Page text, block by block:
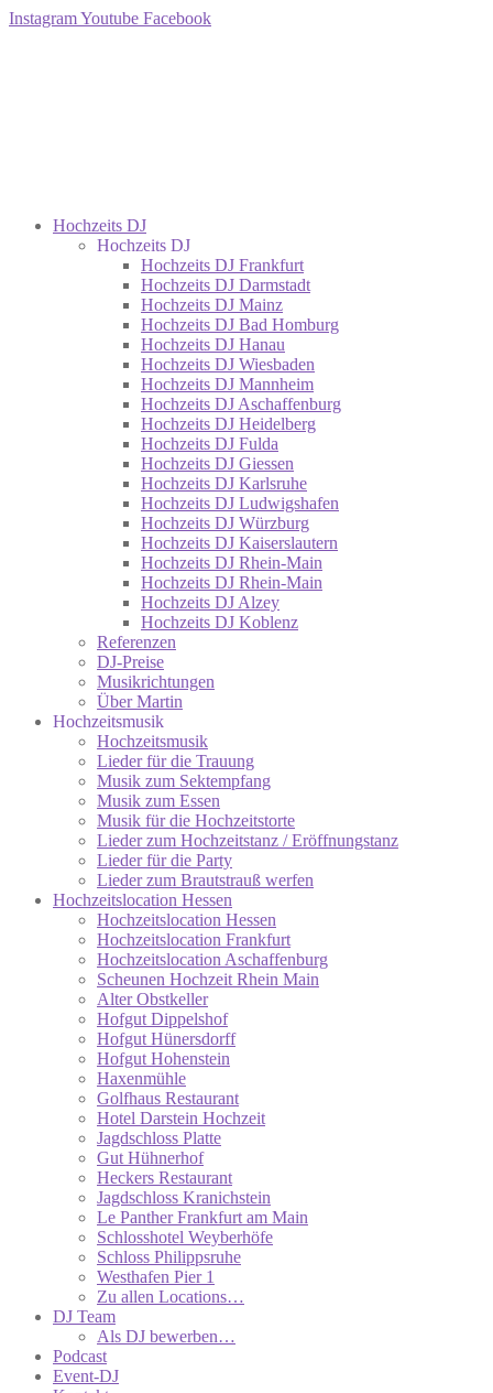
InstagramYoutube Facebook
Hochzeits DJ
Hochzeits DJ
Hochzeits DJ Frankfurt
Hochzeits DJ Darmstadt
Hochzeits DJ Mainz
Hochzeits DJ Bad Homburg
Hochzeits DJ Hanau
Hochzeits DJ Wiesbaden
Hochzeits DJ Mannheim
Hochzeits DJ Aschaffenburg
Hochzeits DJ Heidelberg
Hochzeits DJ Fulda
Hochzeits DJ Giessen
Hochzeits DJ Karlsruhe
Hochzeits DJ Ludwigshafen
Hochzeits DJ Würzburg
Hochzeits DJ Kaiserslautern
Hochzeits DJ Rhein-Main
Hochzeits DJ Rhein-Main
Hochzeits DJ Alzey
Hochzeits DJ Koblenz
Referenzen
DJ-Preise
Musikrichtungen
Über Martin
Hochzeitsmusik
Hochzeitsmusik
Lieder für die Trauung
Musik zum Sektempfang
Musik zum Essen
Musik für die Hochzeitstorte
Lieder zum Hochzeitstanz / Eröffnungstanz
Lieder für die Party
Lieder zum Brautstrauß werfen
Hochzeitslocation Hessen
Hochzeitslocation Hessen
Hochzeitslocation Frankfurt
Hochzeitslocation Aschaffenburg
Scheunen Hochzeit Rhein Main
Alter Obstkeller
Hofgut Dippelshof
Hofgut Hünersdorff
Hofgut Hohenstein
Haxenmühle
Golfhaus Restaurant
Hotel Darstein Hochzeit
Jagdschloss Platte
Gut Hühnerhof
Heckers Restaurant
Jagdschloss Kranichstein
Le Panther Frankfurt am Main
Schlosshotel Weyberhöfe
Schloss Philippsruhe
Westhafen Pier 1
Zu allen Locations…
DJ Team
Als DJ bewerben…
Podcast
Event-DJ